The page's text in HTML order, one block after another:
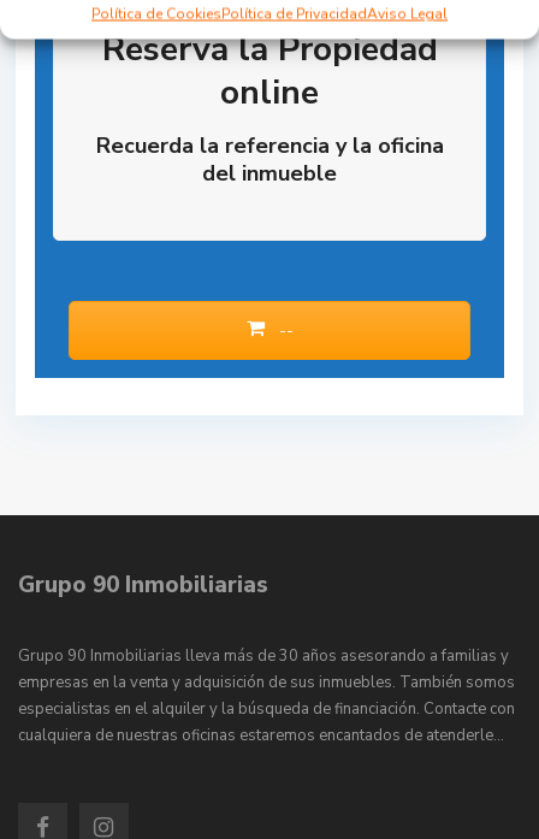
Política de CookiesPolítica de PrivacidadAviso Legal
Reserva la Propiedad
online
Recuerda la referencia y la oficina
del inmueble
--
Grupo 90 Inmobiliarias
Grupo 90 Inmobiliarias lleva más de 30 años asesorando a familias y
empresas en la venta y adquisición de sus inmuebles. También somos
especialistas en el alquiler y la búsqueda de financiación. Contacte con
cualquiera de nuestras oficinas estaremos encantados de atenderle…